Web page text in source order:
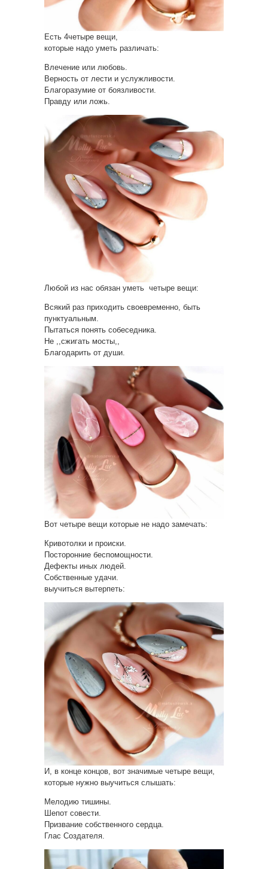
Есть 4четыре вещи,
которые надо уметь различать:
Влечение или любовь.
Верность от лести и услужливости.
Благоразумие от боязливости.
Правду или ложь.
Любой из нас обязан уметь четыре вещи:
Всякий раз приходить своевременно, быть
пунктуальным.
Пытаться понять собеседника.
Не ,,сжигать мосты,,
Благодарить от души.
Вот четыре вещи которые не надо замечать:
Кривотолки и происки.
Посторонние беспомощности.
Дефекты иных людей.
Собственные удачи.
выучиться вытерпеть:
И, в конце концов, вот значимые четыре вещи,
которые нужно выучиться слышать:
Мелодию тишины.
Шепот совести.
Призвание собственного сердца.
Глас Создателя.